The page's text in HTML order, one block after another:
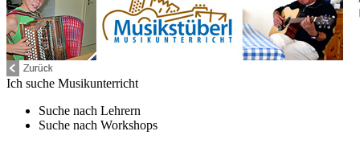
Ich suche Musikunterricht
Suche nach Lehrern
Suche nach Workshops